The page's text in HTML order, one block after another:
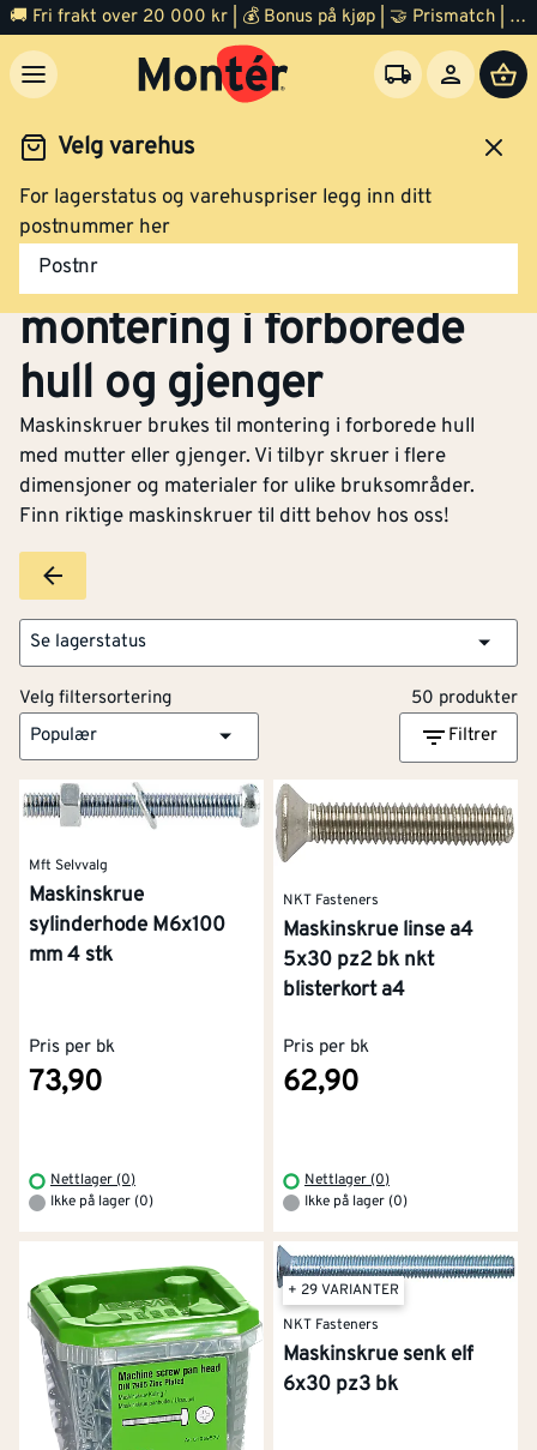
🚚 Fri frakt over 20 000 kr | 💰 Bonus på kjøp | 🤝 Prismatch | ⭐ 100% fornøyd garanti | 🏪 140 byggevarehus
Velg varehus
For lagerstatus og varehuspriser legg inn ditt
postnummer her
Postnr
Festemidler Skruer
Maskinskrue – For sikker
montering i forborede
hull og gjenger
Maskinskruer brukes til montering i forborede hull
med mutter eller gjenger. Vi tilbyr skruer i flere
dimensjoner og materialer for ulike bruksområder.
Finn riktige maskinskruer til ditt behov hos oss!
Se lagerstatus
Velg filtersortering
50 produkter
Populær
Filtrer
Mft Selvvalg
Maskinskrue
sylinderhode M6x100
mm 4 stk
Pris per bk
73,90
Nettlager (0)
Ikke på lager (0)
NKT Fasteners
Maskinskrue linse a4
5x30 pz2 bk nkt
blisterkort a4
Pris per bk
62,90
Nettlager (0)
Ikke på lager (0)
+ 29 VARIANTER
NKT Fasteners
Maskinskrue senk elf
6x30 pz3 bk